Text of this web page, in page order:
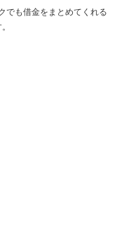
でも借金をまとめてくれる